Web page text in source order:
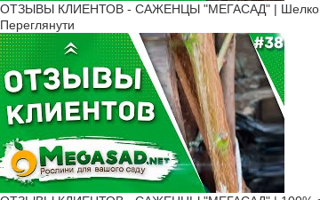
ОТЗЫВЫ КЛИЕНТОВ - САЖЕНЦЫ "МЕГАСАД" |
Переглянути